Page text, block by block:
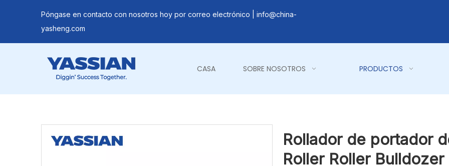
Póngase en contacto con nosotros hoy por correo electrónico | info@china-
yasheng.com
CASA SOBRE NOSOTROS PRODUCTOS
Rollador de portador
Roller Roller Bulldozer